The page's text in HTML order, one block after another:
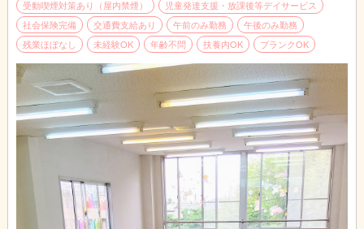
受動喫煙対策あり（屋内禁煙）
児童発達支援・放課後等デイサービス
社会保険完備
交通費支給あり 午前のみ勤務
午後のみ勤務
残業ほぼなし
未経験OK 年齢不問 扶養内OK ブランクOK